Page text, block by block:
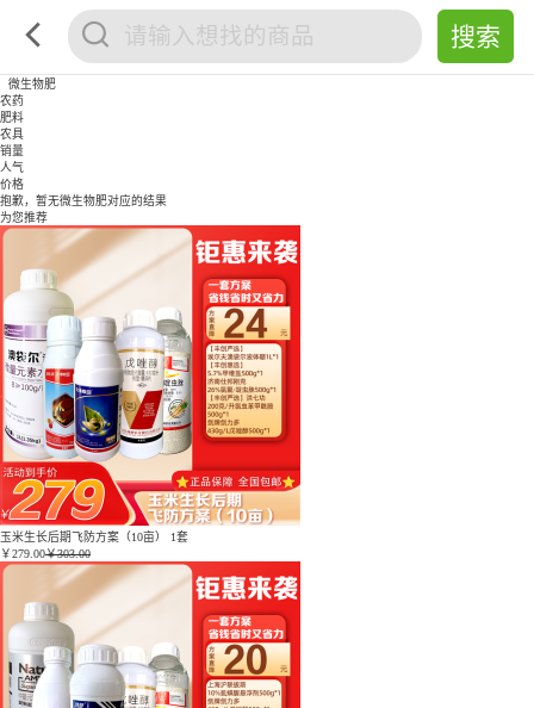
微生物肥
农药
肥料
农具
销量
人气
价格
抱歉，暂无微生物肥对应的结果
为您推荐
玉米生长后期飞防方案（10亩） 1套
￥279.00￥303.00